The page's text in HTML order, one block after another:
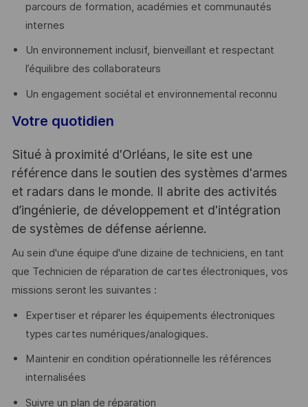
parcours de formation, académies et communautés
internes
Un environnement inclusif, bienveillant et respectant
l’équilibre des collaborateurs
Un engagement sociétal et environnemental reconnu
Votre quotidien
Situé à proximité d'Orléans, le site est une
référence dans le soutien des systèmes d'armes
et radars dans le monde. Il abrite des activités
d’ingénierie, de développement et d'intégration
de systèmes de défense aérienne.
Au sein d'une équipe d'une dizaine de techniciens, en tant
que Technicien de réparation de cartes électroniques, vos
missions seront les suivantes :
Expertiser et réparer les équipements électroniques
types cartes numériques/analogiques.
Maintenir en condition opérationnelle les références
internalisées
Suivre un plan de réparation